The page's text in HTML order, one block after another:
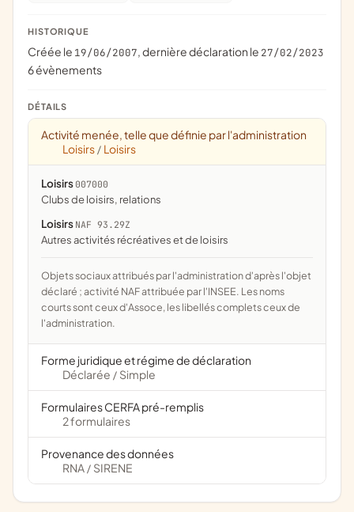
HISTORIQUE
Créée le 19/06/2007, dernière déclaration le 27/02/2023
6 évènements
DÉTAILS
Activité menée, telle que définie par l'administration
Loisirs / Loisirs
Loisirs 007000
clubs de loisirs, relations
Loisirs NAF 93.29Z
Autres activités récréatives et de loisirs
Objets sociaux attribués par l'administration d'après l'objet
déclaré ; activité NAF attribuée par l'INSEE. Les noms
courts sont ceux d'Assoce, les libellés complets ceux de
l'administration.
Forme juridique et régime de déclaration
Déclarée / Simple
Formulaires CERFA pré-remplis
2 formulaires
Provenance des données
RNA / SIRENE